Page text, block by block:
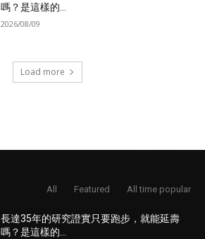
嗎？是這樣的...
2026/08/09
Load more
All Featured All time popular
長達35年的研究證實只要跑步，就能延壽
嗎？是這樣的...